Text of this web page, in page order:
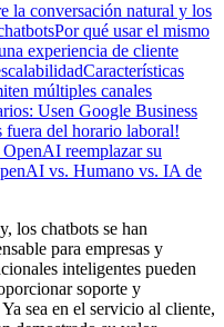
la conversación natural y los
Por qué usar el mismo
experiencia de cliente
Características
múltiples canales
Usen Google Business
fuera del horario laboral!
reemplazar su
vs. Humano vs. IA de
los chatbots se han
para empresas y
inteligentes pueden
soporte y
sea en el servicio al cliente,